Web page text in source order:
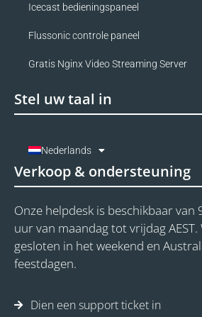
Icecast bedieningspaneel
Flussonic controle paneel
Gratis Nginx Video Streaming Server
Stel uw taal in
Nederlands
Verkoop & ondersteuning
Onze helpdesk is beschikbaar van
uur van maandag tot vrijdag AEST.
gesloten in het weekend en
feestdagen.
Dien een support ticket in